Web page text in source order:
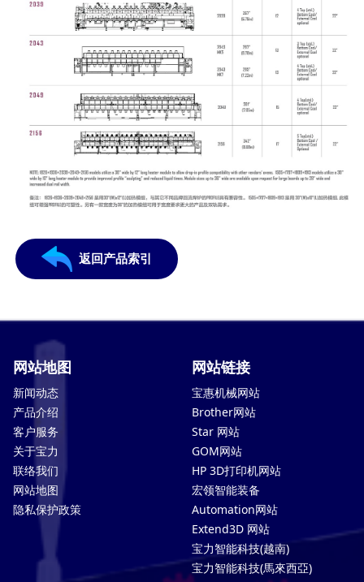
返回产品索引
网站地图
新闻动态
产品介绍
客户服务
关于宝力
联络我们
网站地图
隐私保护政策
网站链接
宝惠机械网站
Brother网站
Star 网站
GOM网站
HP 3D打印机网站
宏领智能装备
Automation网站
Extend3D 网站
宝力智能科技(越南)
宝力智能科技(馬來西亞)